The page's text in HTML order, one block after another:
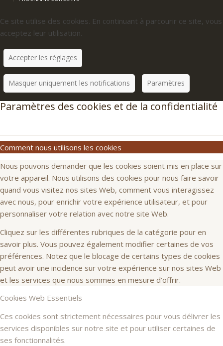
Ce site utilise des cookies. En continuant à parcourir ce site, vous
acceptez leur utilisation.
Accepter les réglages
Masquer uniquement les notifications Paramètres
Paramètres des cookies et de la confidentialité
Comment nous utilisons les cookies
Nous pouvons demander que les cookies soient mis en place sur
votre appareil. Nous utilisons des cookies pour nous faire savoir
quand vous visitez nos sites Web, comment vous interagissez
avec nous, pour enrichir votre expérience utilisateur, et pour
personnaliser votre relation avec notre site Web.
Cliquez sur les différentes rubriques de la catégorie pour en
savoir plus. Vous pouvez également modifier certaines de vos
préférences. Notez que le blocage de certains types de cookies
peut avoir une incidence sur votre expérience sur nos sites Web
et les services que nous sommes en mesure d’offrir.
Cookies Web Essentiels
Ces cookies sont strictement nécessaires pour vous délivrer les
services disponibles sur notre site et pour utiliser certaines de
ses fonctionnalités.